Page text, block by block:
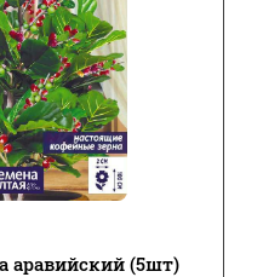
аравийский (5шт)